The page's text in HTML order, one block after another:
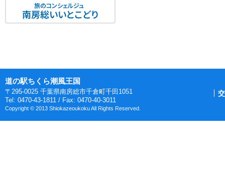
旅のコンシェルジュ
南房総いいとこどり
道の駅ちくら潮風王国
〒295-0025 千葉県南房総市千倉町千田1051
Tel: 0470-43-1811 / Fax: 0470-40-3011
Copyright © 2013 Shiokazeoukoku All Rights Reserved.